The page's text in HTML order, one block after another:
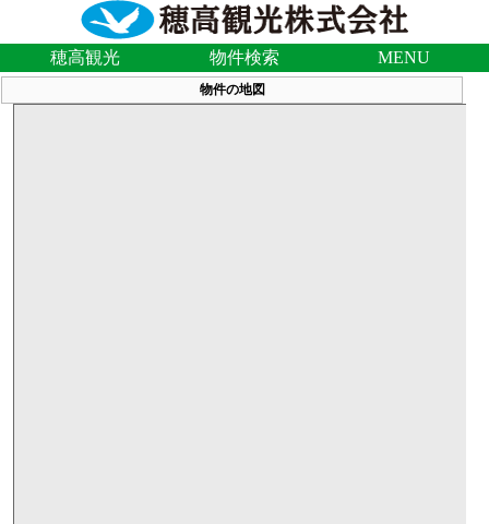
穂高観光 物件検索 MENU
物件の地図